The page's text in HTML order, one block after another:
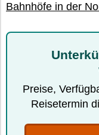
Bahnhöfe in der
Preise,
Reisetermin